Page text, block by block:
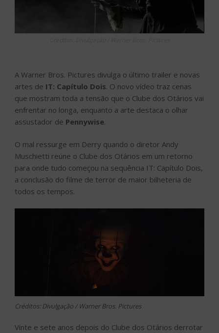
A Warner Bros. Pictures divulga o último trailer e novas
artes de IT: Capítulo Dois. O novo vídeo traz cenas
que mostram toda a tensão que o Clube dos Otários vai
enfrentar no longa, enquanto a arte destaca o olhar
assustador de Pennywise.
O mal ressurge em Derry quando o diretor Andy
Muschietti reúne o Clube dos Otários em um retorno
para onde tudo começou na sequência IT: Capítulo Dois,
a conclusão do filme de terror de maior bilheteria de
todos os tempos.
Créditos: Divulgação / Warner Bros. Pictures
Vinte e sete anos depois do Clube dos Otários derrotar